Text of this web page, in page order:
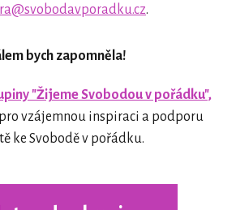
.
bych zapomněla!
"Žijeme Svobodou v pořádku",
vzájemnou inspiraci a podporu
ke Svobodě v pořádku.